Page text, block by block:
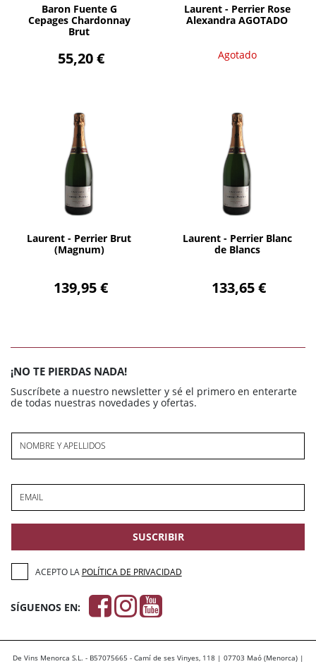
Baron Fuente G
Cepages Chardonnay
Brut
55,20 €
Laurent - Perrier Rose
Alexandra AGOTADO
Agotado
Laurent - Perrier Brut
(Magnum)
139,95 €
AÑADIR
Laurent - Perrier Blanc
de Blancs
133,65 €
AÑADIR
¡NO TE PIERDAS NADA!
Suscríbete a nuestro newsletter y sé el primero en enterarte
de todas nuestras novedades y ofertas.
NOMBRE Y APELLIDOS
EMAIL
SUSCRIBIR
ACEPTO LA POLÍTICA DE PRIVACIDAD
SÍGUENOS EN:
De Vins Menorca S.L. - B57075665 - Camí de ses Vinyes, 118 | 07703 Maó (Menorca) |